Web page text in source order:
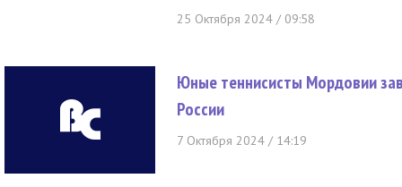
25 Октября 2024 / 09:58
Юные теннисисты Мордовии
России
7 Октября 2024 / 14:19